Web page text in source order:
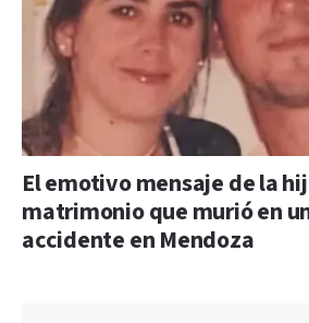
El emotivo mensaje de la
matrimonio que murió en
accidente en Mendoza